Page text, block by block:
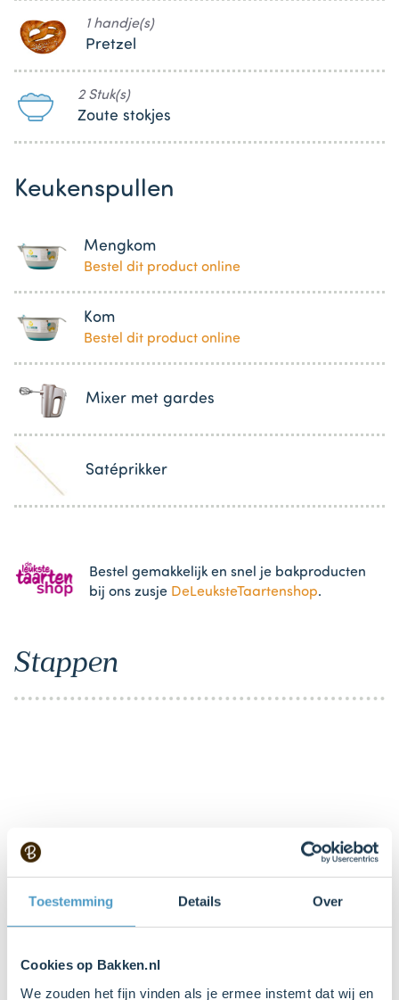
Toestemming Details Over
Cookies op Bakken.nl
We zouden het fijn vinden als je ermee instemt dat wij en
1 handje(s)
Pretzel
2 Stuk(s)
Zoute stokjes
Keukenspullen
Mengkom
Bestel dit product online
Kom
Bestel dit product online
Mixer met gardes
Satéprikker
Bestel gemakkelijk en snel je bakproducten
bij ons zusje DeLeuksteTaartenshop.
Stappen
1. Voorbereiden
Plaats het bakrooster in het midden van de oven en
verwarm de oven voor (elektrisch 180°C / hetelucht